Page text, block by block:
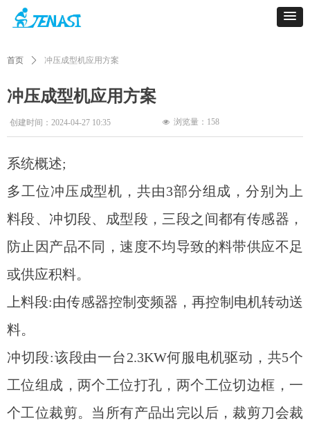
冲压成型机应用方案
系统概述;
多工位冲压成型机，共由3部分组成，分别为上
料段、冲切段、成型段，三段之间都有传感器，
防止因产品不同，速度不均导致的料带供应不足
或供应积料。
上料段:由传感器控制变频器，再控制电机转动送
料。
冲切段:该段由一台2.3KW何服电机驱动，共5个
工位组成，两个工位打孔，两个工位切边框，一
个工位裁剪。当所有产品出完以后，裁剪刀会裁
首页 ꄲ 冲压成型机应用方案
创建时间： 2024-04-27 10:35 넶 浏览量： 158